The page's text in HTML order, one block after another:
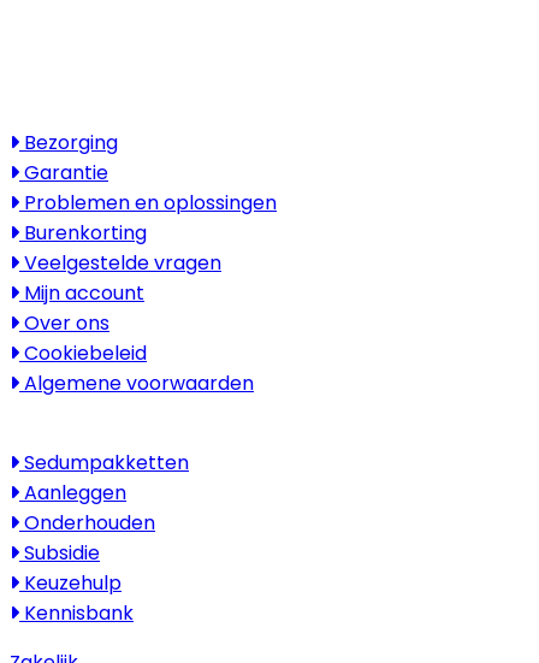
Bezorging
Garantie
Problemen en oplossingen
Burenkorting
Veelgestelde vragen
Mijn account
Over ons
Cookiebeleid
Algemene voorwaarden
Sedumpakketten
Aanleggen
Onderhouden
Subsidie
Keuzehulp
Kennisbank